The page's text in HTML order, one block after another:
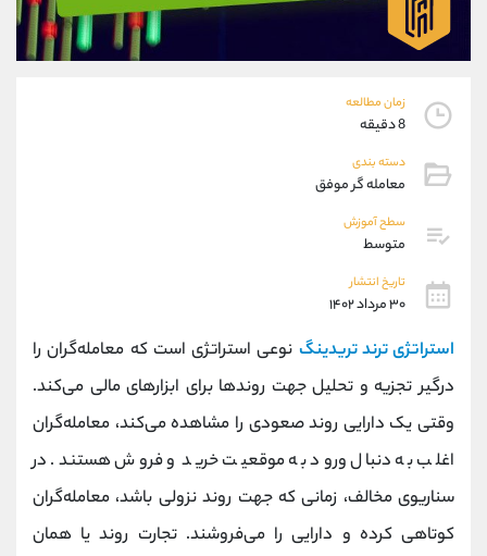
زمان مطالعه
8 دقیقه
دسته بندی
معامله گر موفق
سطح آموزش
متوسط
تاریخ انتشار
۳۰ مرداد ۱۴۰۲
استراتژی ترند تریدینگ نوعی استراتژی است که معامله‌گران را
درگیر تجزیه و تحلیل جهت روندها برای ابزارهای مالی می‌کند.
وقتی یک دارایی روند صعودی را مشاهده می‌کند، معامله‌گران
اغلب به دنبال ورود به موقعیت خرید و فروش هستند. در
سناریوی مخالف، زمانی که جهت روند نزولی باشد، معامله‌گران
کوتاهی کرده و دارایی را می‌فروشند. تجارت روند یا همان
09101364784
واتساپ شروع گفتگو
تلگرام @Armteam_admin_104
موبایل
تلگرام
تلفن 021-22021030
تلفن 021-22021040
بدون پیش شماره 90001030
کانال تلگرام @alirezamehrabi_com
کانال بله @alirezamehrabi_official